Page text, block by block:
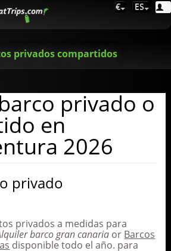
€ ES
privados compartidos
privado o
en
2026
privado
privados a medidas para
barco gran canaria or Barcos
disponible todo el año. para